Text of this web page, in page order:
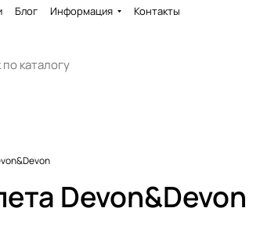
Блог Информация Контакты
Devon&Devon